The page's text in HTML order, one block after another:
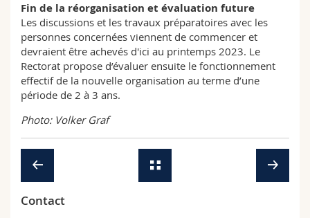
Fin de la réorganisation et évaluation future
Les discussions et les travaux préparatoires avec les
personnes concernées viennent de commencer et
devraient être achevés d'ici au printemps 2023. Le
Rectorat propose d’évaluer ensuite le fonctionnement
effectif de la nouvelle organisation au terme d’une
période de 2 à 3 ans.
Photo: Volker Graf
Contact